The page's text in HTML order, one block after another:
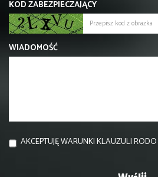
KOD ZABEZPIECZAJĄCY
WIADOMOŚĆ
AKCEPTUJĘ WARUNKI KLAUZULI RODO